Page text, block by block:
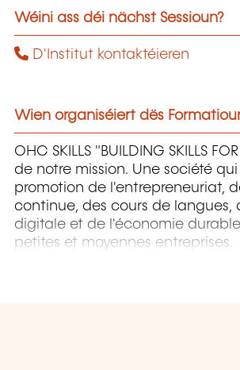
Wéini ass déi nächst Sessioun?
D'Institut kontaktéieren
Wien organiséiert dës
OHC SKILLS "BUILDING SKILLS
de notre mission. Une société
promotion de l'entrepreneuriat,
continue, des cours de langues,
digitale et de l'économie
petites et moyennes entreprises.